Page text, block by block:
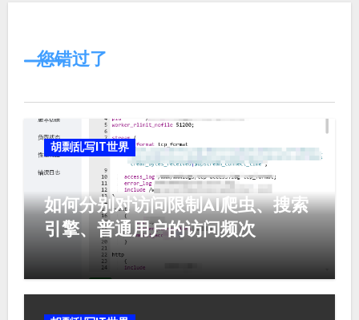
您错过了
胡剽乱写IT世界
如何分别对访问限制AI爬虫、搜索
引擎、普通用户的访问频次